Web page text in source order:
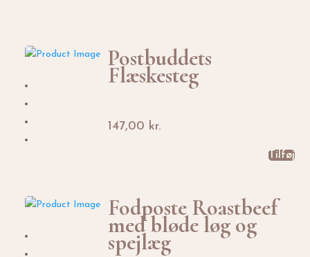
Postbuddets
Flæskesteg
147,00 kr.
Tilføj
Fodposte Roastbeef
med bløde løg og
spejlæg